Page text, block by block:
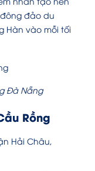
đảo du
Hàn vào mỗi tối
Đà Nẵng
Rồng
Hải Châu,